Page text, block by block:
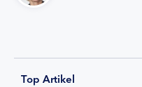
Top Artikel